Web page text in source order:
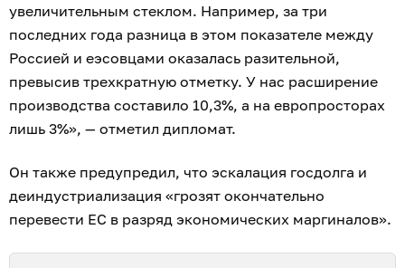
увеличительным стеклом. Например, за три
последних года разница в этом показателе между
Россией и еэсовцами оказалась разительной,
превысив трехкратную отметку. У нас расширение
производства составило 10,3%, а на европросторах
лишь 3%», — отметил дипломат.
Он также предупредил, что эскалация госдолга и
деиндустриализация «грозят окончательно
перевести ЕС в разряд экономических маргиналов».